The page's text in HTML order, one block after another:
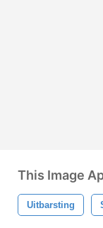
This Image
Uitbarsting